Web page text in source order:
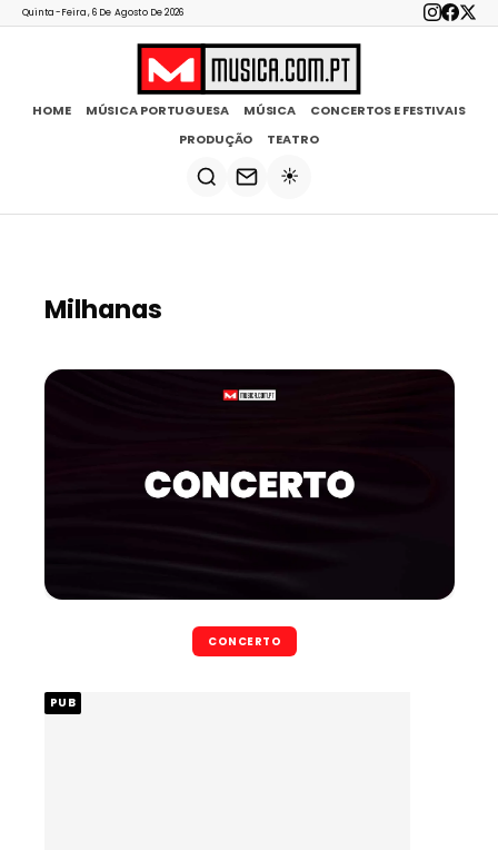
Quinta-Feira, 6 De Agosto De 2026
HOME MÚSICA PORTUGUESA MÚSICA
CONCERTOS E FESTIVAIS
PRODUÇÃO
TEATRO
☀️
Milhanas
CONCERTO
PUB